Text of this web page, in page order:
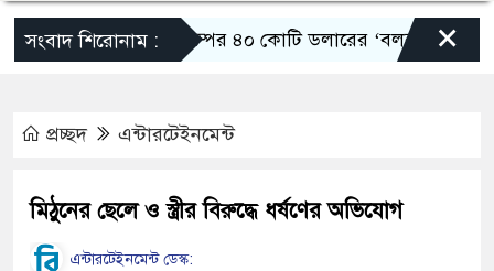
সংবাদ শিরোনাম :ট্রাম্পের ৪০ কোটি ডলারের ‘বলরুম প্রকল্প’
×
প্রচ্ছদ এন্টারটেইনমেন্ট
মিঠুনের ছেলে ও স্ত্রীর বিরুদ্ধে ধর্ষণের অভিযোগ
এন্টারটেইনমেন্ট ডেস্ক: